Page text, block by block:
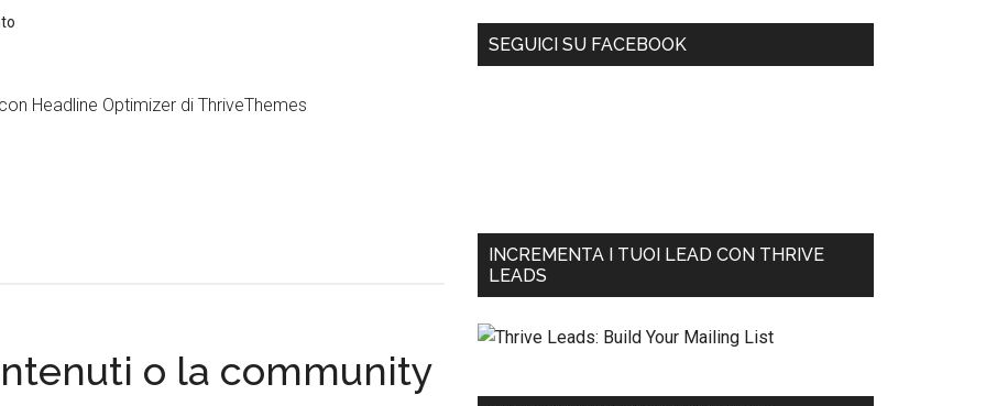
Headline Optimizer di ThriveThemes
o la community
SEGUICI SU FACEBOOK
INCREMENTA I TUOI LEAD CON THRIVE
LEADS